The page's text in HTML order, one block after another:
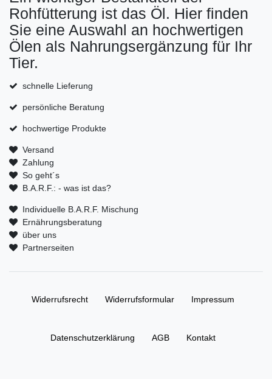
Rohfütterung ist das Öl. Hier finden
Sie eine Auswahl an hochwertigen
Ölen als Nahrungsergänzung für Ihr
Tier.
schnelle Lieferung
persönliche Beratung
hochwertige Produkte
Versand
Zahlung
So geht´s
B.A.R.F.: - was ist das?
Individuelle B.A.R.F. Mischung
Ernährungsberatung
über uns
Partnerseiten
Widerrufs­recht Widerrufs­formular Impressum
Daten­schutz­erklärung AGB Kontakt